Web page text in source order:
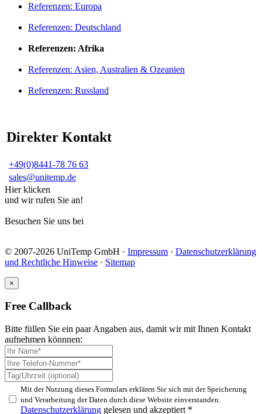
Referenzen: Europa
Referenzen: Deutschland
Referenzen: Afrika
Referenzen: Asien, Australien & Ozeanien
Referenzen: Russland
Direkter Kontakt
+49(0)8441-78 76 63
sales@unitemp.de
Hier klicken
und wir rufen Sie an!
Besuchen Sie uns bei
© 2007-2026 UniTemp GmbH · Impressum · Datenschutzerklärung
und Rechtliche Hinweise · Sitemap
×
Free Callback
Bitte füllen Sie ein paar Angaben aus, damit wir mit Ihnen Kontakt
aufnehmen könnnen:
Mit der Nutzung dieses Formulars erklären Sie sich mit der Speicherung
und Verarbeitung der Daten durch diese Website einverstanden.
Datenschutzerklärung gelesen und akzeptiert *